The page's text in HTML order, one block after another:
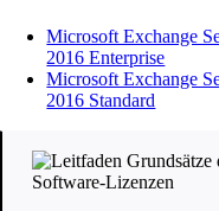
Microsoft Exchange
2016 Enterprise
Microsoft Exchange
2016 Standard